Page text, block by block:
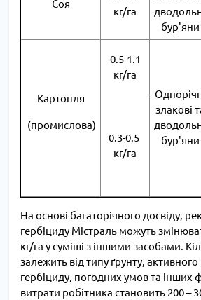
Соя
кг/га
бур'яни
Картопля
(промислова)
0.5-1.1
кг/га
злакові
бур'яни
0.3-0.5
кг/га
На основі багаторічного досвіду,
гербіциду Містраль можуть
кг/га у суміші з іншими засобами.
залежить від типу ґрунту,
гербіциду, погодних умов та інших
витрати робітника становить 200 –